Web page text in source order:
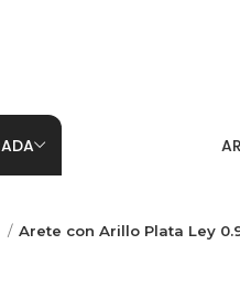
Arete con Arillo Plata Ley